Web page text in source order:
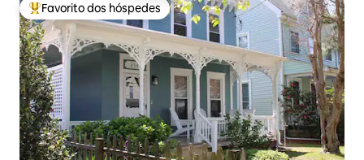
Favoritos dos hóspedes mais apreciados
Favorito dos hóspedes